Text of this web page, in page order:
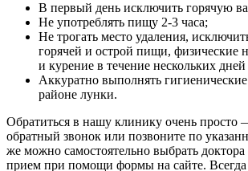
В первый день исключить горячую
Не употреблять пищу 2-3 часа;
Не трогать место удаления,
горячей и острой пищи, физические
и курение в течение нескольких
Аккуратно выполнять
районе лунки.
Обратиться в нашу клинику очень просто
обратный звонок или позвоните по
же можно самостоятельно выбрать доктора
прием при помощи формы на сайте.